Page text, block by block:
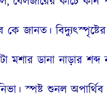
জানত।
ডানা নাড়ার শব্দ
স্পষ্ট শুনল